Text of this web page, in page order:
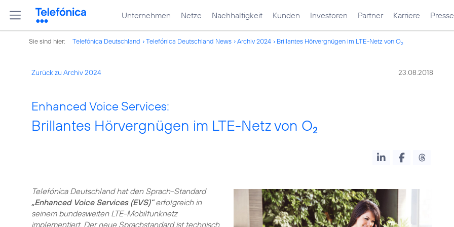
Unternehmen Netze Nachhaltigkeit Kunden Investoren Partner Karriere Presse
Sie sind hier: Telefónica Deutschland Telefónica Deutschland News Archiv 2024 Brillantes Hörvergnügen im LTE-Netz von O2
Zurück zu Archiv 2024 23.08.2018
Enhanced Voice Services:
Brillantes Hörvergnügen im LTE-Netz von O2
Telefónica Deutschland hat den Sprach-Standard
„Enhanced Voice Services (EVS)“erfolgreich in
seinem bundesweiten LTE-Mobilfunknetz
implementiert. Der neue Sprachstandard ist technisch